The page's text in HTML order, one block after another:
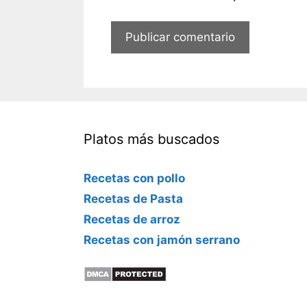
e
e
n
c
Platos más buscados
Recetas con pollo
Recetas de Pasta
Recetas de arroz
Recetas con jamón serrano